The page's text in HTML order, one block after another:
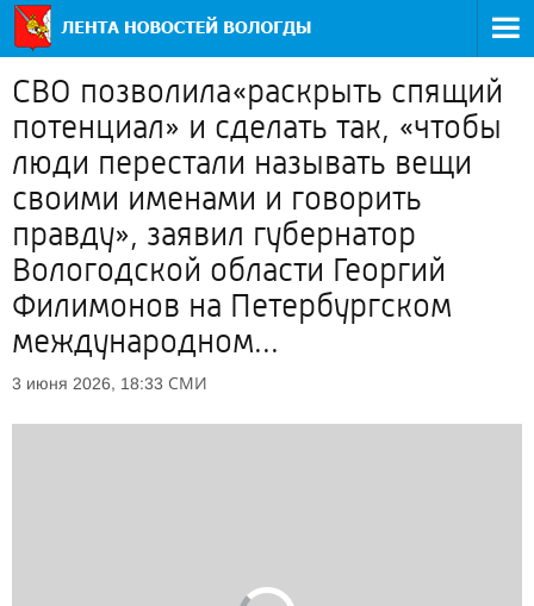
СВО позволила«раскрыть спящий
потенциал» и сделать так, «чтобы
люди перестали называть вещи
своими именами и говорить
правду», заявил губернатор
Вологодской области Георгий
Филимонов на Петербургском
международном...
3 июня 2026, 18:33 СМИ